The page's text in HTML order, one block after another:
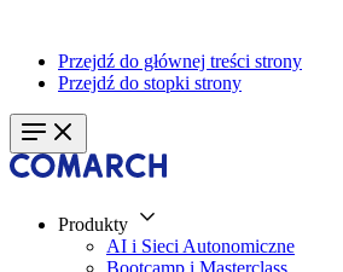
Przejdź do głównej treści strony
Przejdź do stopki strony
Produkty
AI i Sieci Autonomiczne
Bootcamp i Masterclass